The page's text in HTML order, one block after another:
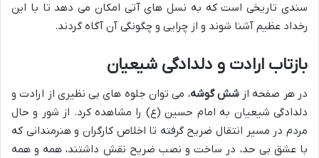
سندی تاریخی است که به نسل های آتی امکان می دهد تا با این
رخداد عظیم آشنا شوند و از چرایی و چگونگی آن آگاه گردند.
بازتاب ارادت و دلدادگی شیعیان
در هر صفحه ازشش گوشه، می توان جلوه های بی نظیری از ارادت و
دلدادگی شیعیان به امام حسین (ع) را مشاهده کرد. از شور و حال
مردم در مسیر انتقال ضریح گرفته تا اخلاص کارگران و هنرمندانی که
با عشق بی حد، در ساخت و نصب ضریح نقش داشتند، همه و همه